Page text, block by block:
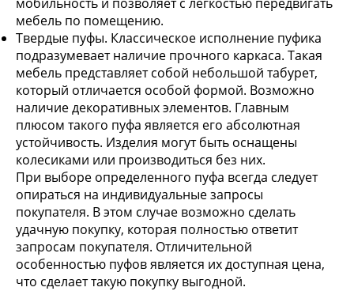
мебель по помещению.
Твердые пуфы. Классическое исполнение пуфика
подразумевает наличие прочного каркаса. Такая
мебель представляет собой небольшой табурет,
который отличается особой формой. Возможно
наличие декоративных элементов. Главным
плюсом такого пуфа является его абсолютная
устойчивость. Изделия могут быть оснащены
колесиками или производиться без них.
При выборе определенного пуфа всегда следует
опираться на индивидуальные запросы
покупателя. В этом случае возможно сделать
удачную покупку, которая полностью ответит
запросам покупателя. Отличительной
особенностью пуфов является их доступная цена,
что сделает такую покупку выгодной.